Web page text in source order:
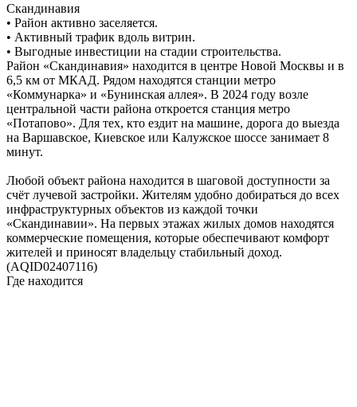
Скандинавия
• Район активно заселяется.
• Активный трафик вдоль витрин.
• Выгодные инвестиции на стадии строительства.
Район «Скандинавия» находится в центре Новой Москвы и в
6,5 км от МКАД. Рядом находятся станции метро
«Коммунарка» и «Бунинская аллея». В 2024 году возле
центральной части района откроется станция метро
«Потапово». Для тех, кто ездит на машине, дорога до выезда
на Варшавское, Киевское или Калужское шоссе занимает 8
минут.
Любой объект района находится в шаговой доступности за
счёт лучевой застройки. Жителям удобно добираться до всех
инфраструктурных объектов из каждой точки
«Скандинавии». На первых этажах жилых домов находятся
коммерческие помещения, которые обеспечивают комфорт
жителей и приносят владельцу стабильный доход.
(AQID02407116)
Где находится